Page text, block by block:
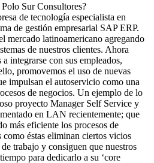
Sur Consultores?
de tecnología especialista en
de gestión empresarial SAP ERP.
mercado latinoamericano agregando
de nuestros clientes. Ahora
integrarse con sus empleados,
promovemos el uso de nuevas
impulsan el autoservicio como una
de negocios. Un ejemplo de lo
proyecto Manager Self Service y
en LAN recientemente; que
más eficiente los procesos de
éstas eliminan ciertos vicios
trabajo y consiguen que nuestros
para dedicarlo a su ‘core